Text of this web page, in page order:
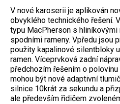
V nové karoserii je aplikován
obvyklého technického řešení.
typu MacPherson s
spodními rameny. Vpředu jsou
použity kapalinové silentbloky
ramen. Víceprvková zadní
předchozím řešením o
mohou být nové adaptivní
silnice 10krát za sekundu a
ale především řidičem